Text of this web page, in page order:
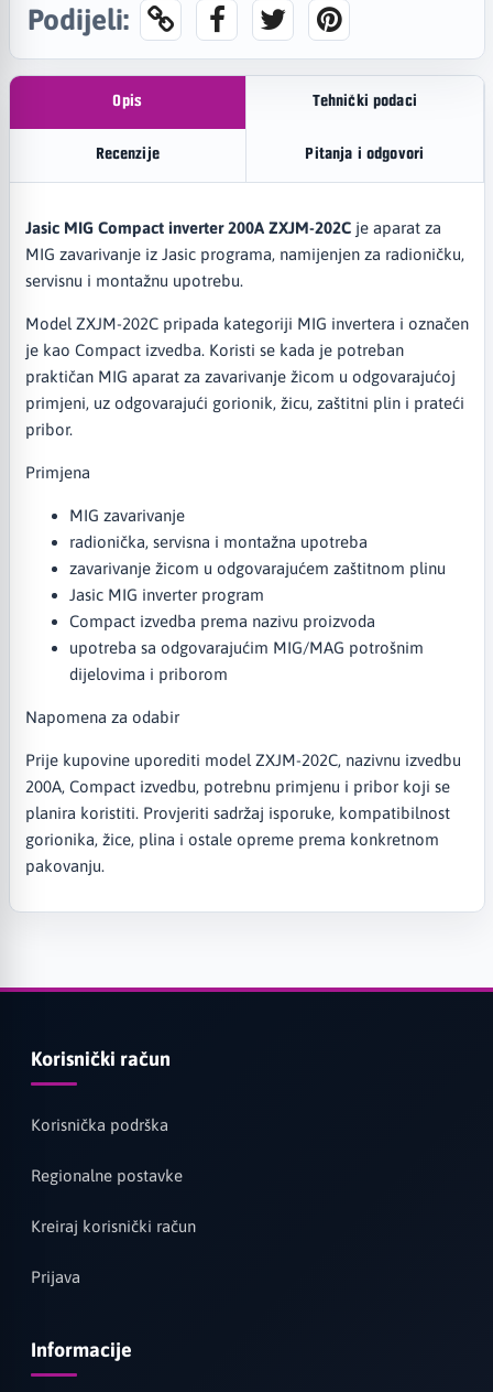
Podijeli:
Opis Tehnički podaci
Recenzije Pitanja i odgovori
Jasic MIG Compact inverter 200A ZXJM-202Cje aparat za
MIG zavarivanje iz Jasic programa, namijenjen za radioničku,
servisnu i montažnu upotrebu.
Model ZXJM-202C pripada kategoriji MIG invertera i označen
je kao Compact izvedba. Koristi se kada je potreban
praktičan MIG aparat za zavarivanje žicom u odgovarajućoj
primjeni, uz odgovarajući gorionik, žicu, zaštitni plin i prateći
pribor.
Primjena
MIG zavarivanje
radionička, servisna i montažna upotreba
zavarivanje žicom u odgovarajućem zaštitnom plinu
Jasic MIG inverter program
Compact izvedba prema nazivu proizvoda
upotreba sa odgovarajućim MIG/MAG potrošnim
dijelovima i priborom
Napomena za odabir
Prije kupovine uporediti model ZXJM-202C, nazivnu izvedbu
200A, Compact izvedbu, potrebnu primjenu i pribor koji se
planira koristiti. Provjeriti sadržaj isporuke, kompatibilnost
gorionika, žice, plina i ostale opreme prema konkretnom
pakovanju.
Korisnički račun
Korisnička podrška
Regionalne postavke
Kreiraj korisnički račun
Prijava
Informacije